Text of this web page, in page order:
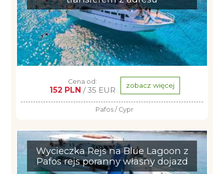
Cena od:
152 PLN / 35 EUR zobacz więcej
Pafos / Cypr
Wycieczka Rejs na Blue Lagoon z
Pafos rejs poranny własny dojazd